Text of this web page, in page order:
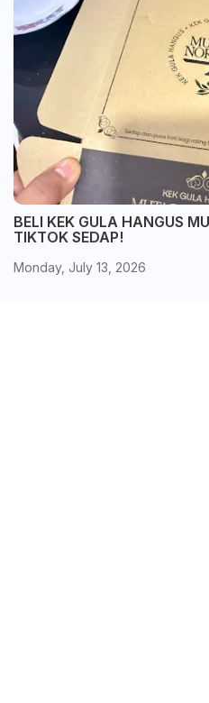
BELI KEK GULA HANGUS
TIKTOK SEDAP!
Monday, July 13, 2026